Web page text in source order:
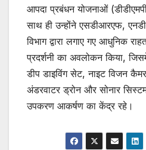
आपदा प्रबंधन योजनाओं
साथ ही उन्होंने एसडीआरएफ,
विभाग द्वारा लगाए गए आधुनिक
प्रदर्शनी का अवलोकन किया,
डीप डाइविंग सेट, नाइट विजन
अंडरवाटर ड्रोन और सोनार
उपकरण आकर्षण का केंद्र रहे।